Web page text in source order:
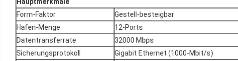
Hauptmerkmale
Form-Faktor
Gestell-besteigbar
Hafen-Menge
12-Ports
Datentransferrate
32000 Mbps
Sicherungsprotokoll
Gigabit Ethernet (1000-Mbit/s)